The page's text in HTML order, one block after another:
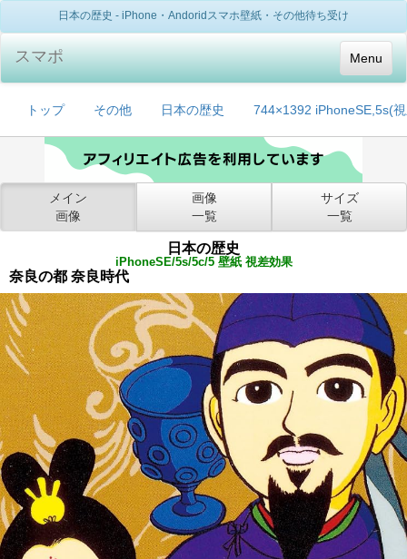
日本の歴史 - iPhone・Andoridスマホ壁紙・その他待ち受け
Menu
スマポ
トップ その他 日本の歴史 744×1392 iPhoneSE,5s(
メイン
画像
画像
一覧
サイズ
一覧
日本の歴史
iPhoneSE/5s/5c/5 壁紙 視差効果
奈良の都 奈良時代